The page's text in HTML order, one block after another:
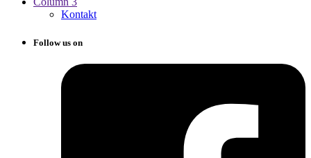
Kontakt
Follow us on